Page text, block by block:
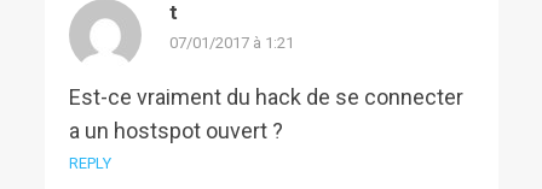
t
07/01/2017 à 1:21
Est-ce vraiment du hack de se connecter
a un hostspot ouvert ?
REPLY